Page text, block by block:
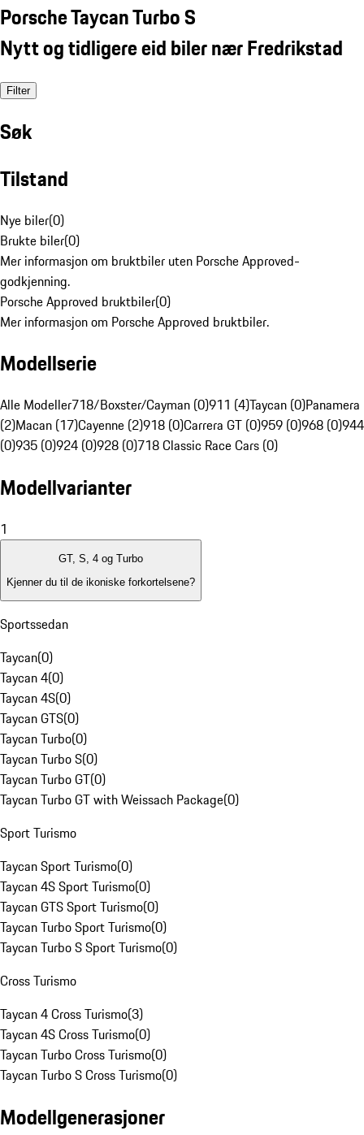
Porsche Taycan Turbo S
Nytt og tidligere eid biler nær Fredrikstad
Filter
Søk
Tilstand
Nye biler(0)
Brukte biler(0)
Mer informasjon om bruktbiler uten Porsche Approved-
godkjenning.
Porsche Approved bruktbiler(0)
Mer informasjon om Porsche Approved bruktbiler.
Modellserie
Alle Modeller718/Boxster/Cayman (0)911 (4)Taycan (0)Panamera
(2)Macan (17)Cayenne (2)918 (0)Carrera GT (0)959 (0)968 (0)944
(0)935 (0)924 (0)928 (0)718 Classic Race Cars (0)
Modellvarianter
1
GT, S, 4 og Turbo
Kjenner du til de ikoniske forkortelsene?
Sportssedan
Taycan(0)
Taycan 4(0)
Taycan 4S(0)
Taycan GTS(0)
Taycan Turbo(0)
Taycan Turbo S(0)
Taycan Turbo GT(0)
Taycan Turbo GT with Weissach Package(0)
Sport Turismo
Taycan Sport Turismo(0)
Taycan 4S Sport Turismo(0)
Taycan GTS Sport Turismo(0)
Taycan Turbo Sport Turismo(0)
Taycan Turbo S Sport Turismo(0)
Cross Turismo
Taycan 4 Cross Turismo(3)
Taycan 4S Cross Turismo(0)
Taycan Turbo Cross Turismo(0)
Taycan Turbo S Cross Turismo(0)
Modellgenerasjoner